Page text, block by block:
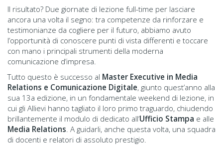
Il risultato? Due giornate di lezione full-time per lasciare
ancora una volta il segno: tra competenze da rinforzare e
testimonianze da cogliere per il futuro, abbiamo avuto
l’opportunità di conoscere punti di vista differenti e toccare
con mano i principali strumenti della moderna
comunicazione d’impresa.
Tutto questo è successo al Master Executive in Media
Relations e Comunicazione Digitale, giunto quest’anno alla
sua 13a edizione, in un fondamentale weekend di lezione, in
cui gli Allievi hanno tagliato il loro primo traguardo, chiudendo
brillantemente il modulo di dedicato all’Ufficio Stampa e alle
Media Relations . A guidarli, anche questa volta, una squadra
di docenti e relatori di assoluto prestigio.